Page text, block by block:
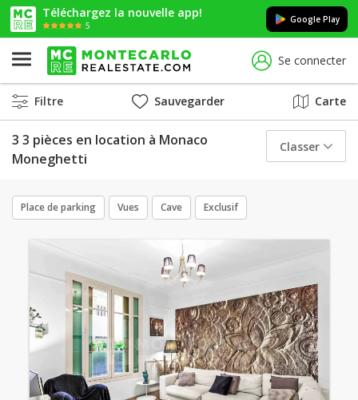
Téléchargez la nouvelle app!
5
Google Play
Se connecter
Filtre Sauvegarder Carte
3 3 pièces en location à Monaco
Moneghetti
Classer
Place de parking Vues Cave Exclusif